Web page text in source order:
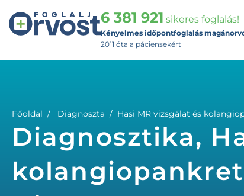
6 381 921 sikeres foglalás!
Kényelmes időpontfoglalás
2011 óta a páciensekért
Főoldal Diagnoszta Hasi MR vizsgálat és
Diagnosztika,